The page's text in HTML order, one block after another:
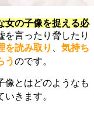
女の子像を捉える必
を言ったり脅したり
を読み取り
気持ち
うのです。
像とはどのようなも
いきます。